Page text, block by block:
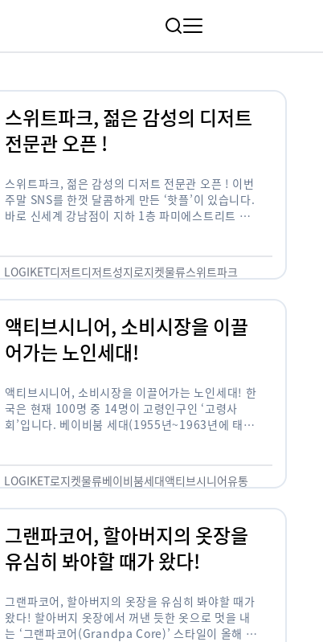
스위트파크, 젊은 감성의 디저트
전문관 오픈 !
스위트파크, 젊은 감성의 디저트 전문관 오픈 ! 이번
주말 SNS를 한껏 달콤하게 만든 ‘핫플’이 있습니다.
바로 신세계 강남점이 지하 1층 파미에스트리트 분
LOGIKET디저트디저트성지로지켓물류스위트파크
액티브시니어, 소비시장을 이끌
어가는 노인세대!
액티브시니어, 소비시장을 이끌어가는 노인세대! 한
국은 현재 100명 중 14명이 고령인구인 ‘고령사
회’입니다. 베이비붐 세대(1955년~1963년에 태어
오고 있습니다. 하지만 사회가 늙어가는 …
LOGIKET로지켓물류베이비붐세대액티브시니어유통
그랜파코어, 할아버지의 옷장을
유심히 봐야할 때가 왔다!
그랜파코어, 할아버지의 옷장을 유심히 봐야할 때가
왔다! 할아버지 옷장에서 꺼낸 듯한 옷으로 멋을 내
는 ‘그랜파코어(Grandpa Core)’ 스타일이 올해 패